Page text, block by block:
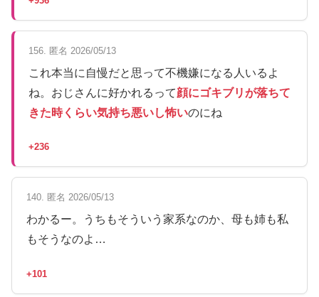
156. 匿名 2026/05/13
これ本当に自慢だと思って不機嫌になる人いるよ
ね。おじさんに好かれるって顔にゴキブリが落ちて
きた時くらい気持ち悪いし怖いのにね
+236
140. 匿名 2026/05/13
わかるー。うちもそういう家系なのか、母も姉も私
もそうなのよ…
+101